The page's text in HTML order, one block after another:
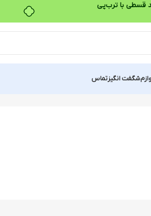
قسطی با ترب‌پی
شگفت انگیزتماس